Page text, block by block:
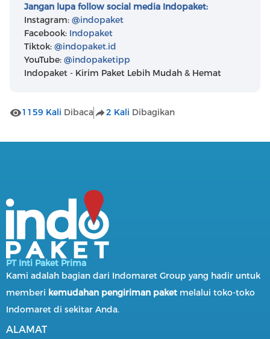
Jangan lupa follow social media Indopaket:
Instagram: @indopaket
Facebook: Indopaket
Tiktok: @indopaket.id
YouTube: @indopaketipp
Indopaket - Kirim Paket Lebih Mudah & Hemat
1159 Kali Dibaca 2 Kali Dibagikan
PT Inti Paket Prima
Kami adalah bagian dari Indomaret Group yang hadir untuk
memberi kemudahan pengiriman paket melalui toko-toko
Indomaret di sekitar Anda.
ALAMAT